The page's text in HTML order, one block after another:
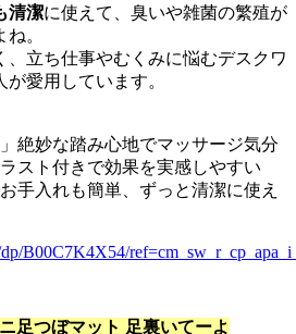
清潔に使えて、臭いや雑菌の繁殖が
。
、立ち仕事やむくみに悩むデスクワ
愛用しています。
絶妙な踏み心地でマッサージ気分
スト付きで効果を実感しやすい
手入れも簡単、ずっと清潔に使え
B00C7K4X54/
足つぼマット 足裏いてーよ